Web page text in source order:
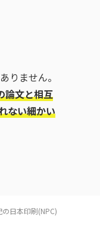
日本印刷(NPC)
りません。
論文と相互
ない細かい